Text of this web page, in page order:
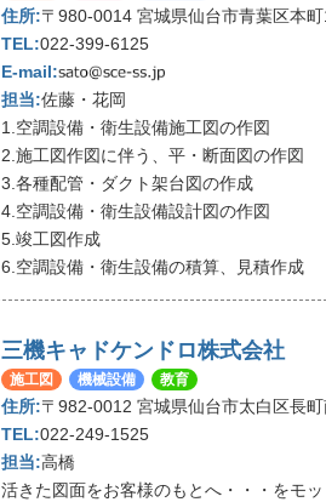
〒980-0014 宮城県仙台市青葉区本
022-399-6125
佐藤・花岡
1.空調設備・衛生設備施工図の作図
2.施工図作図に伴う、平・断面図の作図
3.各種配管・ダクト架台図の作成
4.空調設備・衛生設備設計図の作図
5.竣工図作成
6.空調設備・衛生設備の積算、見積作成
三機キャドケンドロ株式会社
施工図 機械設備 教育
〒982-0012 宮城県仙台市太白区長
022-249-1525
高橋
活きた図面をお客様のもとへ・・・をモ